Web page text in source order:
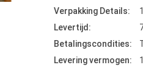
Verpakking Details:
Levertijd:
Betalingscondities:
Levering vermogen: